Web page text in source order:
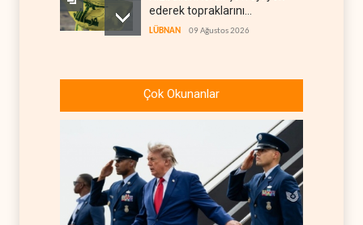
ederek topraklarını
genişletiyor
LÜBNAN 09 Ağustos 2026
Muhsin Rızai'ye yeni görev
Hamas arabuluculardan
İsrail'e baskı yapmasını
istedi
FİLİSTİN 09 Ağustos 2026
İran: Hürmüz Boğazı eski
Çok Okunanlar